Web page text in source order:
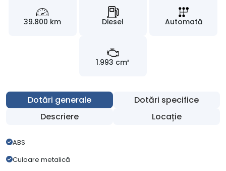
39.800 km Diesel Automată
1.993 cm³
Dotări generale
Dotări specifice
Descriere
Locație
ABS
Culoare metalică